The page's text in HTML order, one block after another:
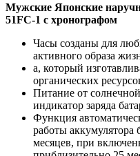
Мужские Японские
51FC-1 с хронографом
Часы созданы для
активного образа
а, который
органических
Питание от
индикатор заряда
Функция
работы аккумулятора
месяцев, при